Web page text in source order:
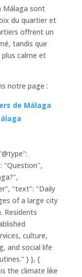
Málaga sont
du quartier et
offrent un
tandis que
calme et
notre page :
de Málaga
"Question",
"text": "Daily
of a large city
Residents
culture,
and social life
} }, {
the climate like